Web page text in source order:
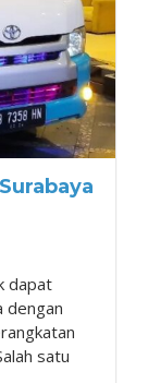
dapat
dengan
satu